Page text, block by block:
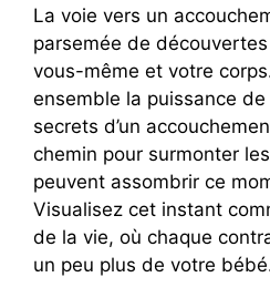
La voie vers un
parsemée de
vous-même et votre
ensemble la puissance
secrets d’un
chemin pour surmonter
peuvent assombrir ce
Visualisez cet instant
de la vie, où chaque
un peu plus de votre